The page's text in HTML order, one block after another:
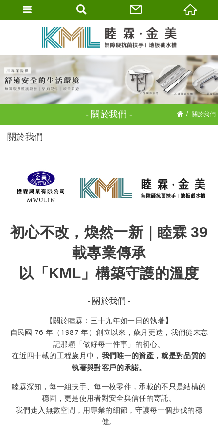
關於我們 關於我們
關於我們
初心不改，煥然一新｜睦霖 39
載專業傳承
以「KML」構築守護的溫度
- 關於我們 -
【關於睦霖：三十九年如一日的執著】
自民國 76 年（1987 年）創立以來，歲月更迭，我們從未忘
記那顆「做好每一件事」的初心。
在近四十載的工程歲月中， 我們唯一的資產，就是對品質的
執著與對客戶的承諾。
睦霖深知，每一組扶手、每一枚零件，承載的不只是結構的
穩固，更是使用者對安全與信任的寄託。
我們走入無數空間，用專業的細節，守護每一個步伐的穩
健。